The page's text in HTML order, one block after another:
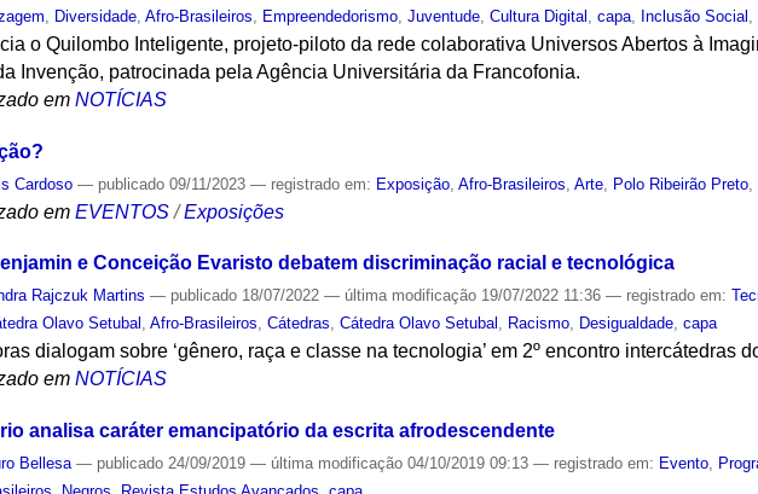
Diversidade ,Afro-Brasileiros Empreendedorismo ,Juventude ,Cultura Digital ,capa Inclusão Social
o Quilombo Inteligente, projeto-piloto da rede colaborativa Universos Abertos à
Invenção, patrocinada pela Agência Universitária da Francofonia.
em NOTÍCIAS
Cardoso — publicado 09/11/2023— registrado em: Exposição ,Afro-Brasileiros ,Arte Polo Ribeirão Preto
em EVENTOS /Exposições
e Conceição Evaristo debatem discriminação racial e tecnológica
Rajczuk Martins — publicado 18/07/2022— última modificação 19/07/2022 11:36— registrado em:
Olavo Setubal ,Afro-Brasileiros,Cátedras,Cátedra Olavo Setubal , Racismo, Desigualdade,capa
dialogam sobre ‘gênero, raça e classe na tecnologia’ em 2º encontro intercátedras
em NOTÍCIAS
analisa caráter emancipatório da escrita afrodescendente
Bellesa — publicado 24/09/2019— última modificação 04/10/2019 09:13— registrado em: Evento,